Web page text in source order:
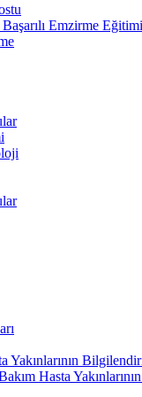
Emzirme Eğitimi
Yakınlarının
Hasta